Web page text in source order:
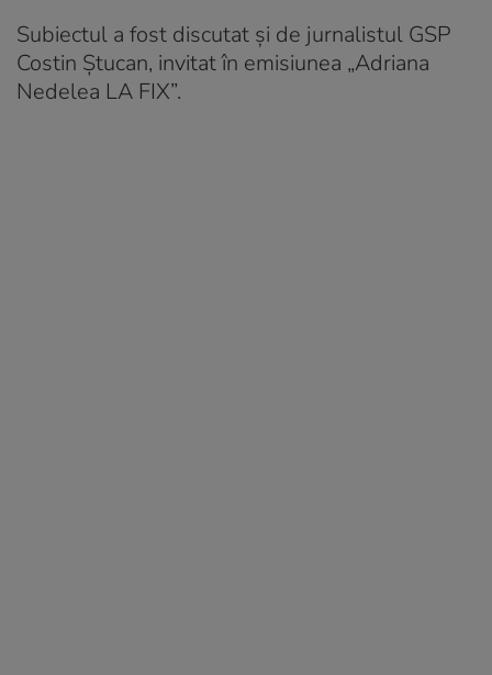
Subiectul a fost discutat și de jurnalistul GSP
Costin Ștucan, invitat în emisiunea „Adriana
Nedelea LA FIX”.